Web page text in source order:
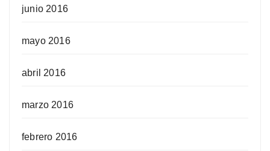
junio 2016
mayo 2016
abril 2016
marzo 2016
febrero 2016